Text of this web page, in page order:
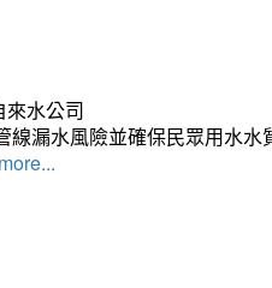
水公司
線漏水風險並確保民眾用水
more...